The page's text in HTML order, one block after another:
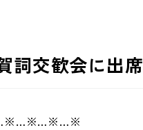
詞交歓会に出席